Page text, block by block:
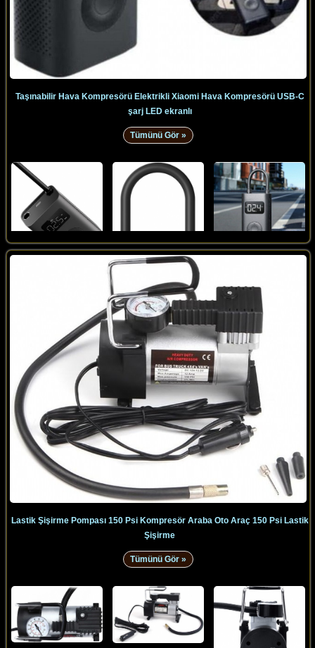
Taşınabilir Hava Kompresörü Elektrikli Xiaomi Hava Kompresörü USB-C
şarj LED ekranlı
Tümünü Gör »
Lastik Şişirme Pompası 150 Psi Kompresör Araba Oto Araç 150 Psi Lastik
Şişirme
Tümünü Gör »